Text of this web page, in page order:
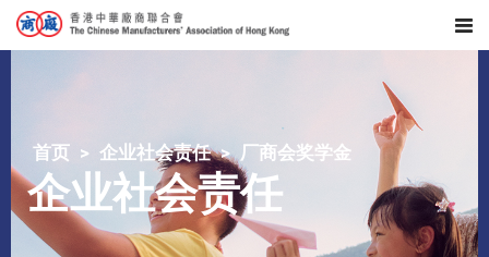
首页 企业社会责任 厂商会奖学金
企业社会责任